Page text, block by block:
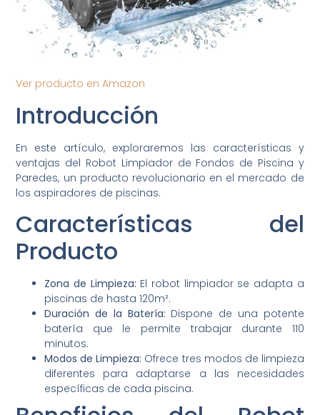
Ver producto en Amazon
Introducción
En este artículo, exploraremos las características y
ventajas del Robot Limpiador de Fondos de Piscina y
Paredes, un producto revolucionario en el mercado de
los aspiradores de piscinas.
Características del
Producto
Zona de Limpieza: El robot limpiador se adapta a
piscinas de hasta 120m².
Duración de la Batería: Dispone de una potente
batería que le permite trabajar durante 110
minutos.
Modos de Limpieza: Ofrece tres modos de limpieza
diferentes para adaptarse a las necesidades
específicas de cada piscina.